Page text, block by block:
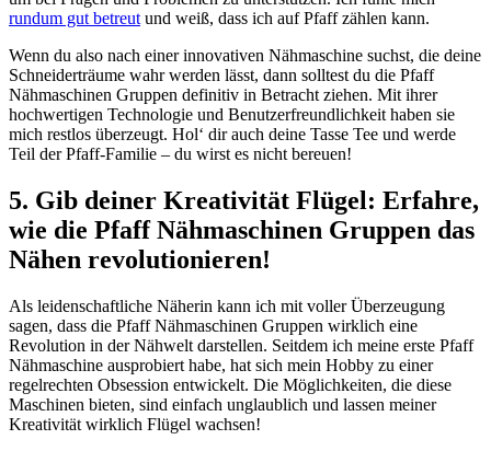
rundum gut betreut und weiß, dass ich auf Pfaff zählen kann.
Wenn du also nach einer innovativen Nähmaschine suchst, die deine
Schneiderträume wahr werden lässt, dann solltest du die Pfaff
Nähmaschinen Gruppen definitiv in Betracht ziehen. Mit ihrer
hochwertigen Technologie und Benutzerfreundlichkeit haben sie
mich restlos überzeugt. Hol‘ dir auch deine Tasse Tee und werde
Teil der Pfaff-Familie – du wirst es nicht bereuen!
5. Gib deiner Kreativität Flügel: Erfahre,
wie die Pfaff Nähmaschinen Gruppen das
Nähen revolutionieren!
Als leidenschaftliche Näherin kann ich mit voller Überzeugung
sagen, dass die Pfaff Nähmaschinen Gruppen wirklich eine
Revolution in der Nähwelt darstellen. Seitdem ich meine erste Pfaff
Nähmaschine ausprobiert habe, hat sich mein Hobby zu einer
regelrechten Obsession entwickelt. Die Möglichkeiten, die diese
Maschinen bieten, sind einfach unglaublich und lassen meiner
Kreativität wirklich Flügel wachsen!